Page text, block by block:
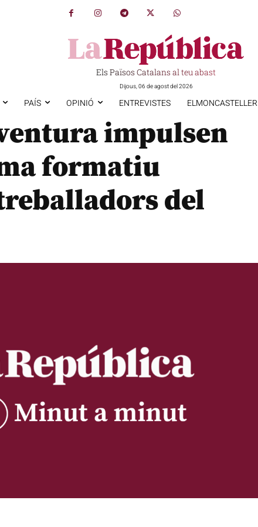
Els Països Catalans al teu abast
Dijous, 06 de agost del 2026
PAÍS OPINIÓ ENTREVISTES ELMONCASTELLER
impulsen
formatiu
del